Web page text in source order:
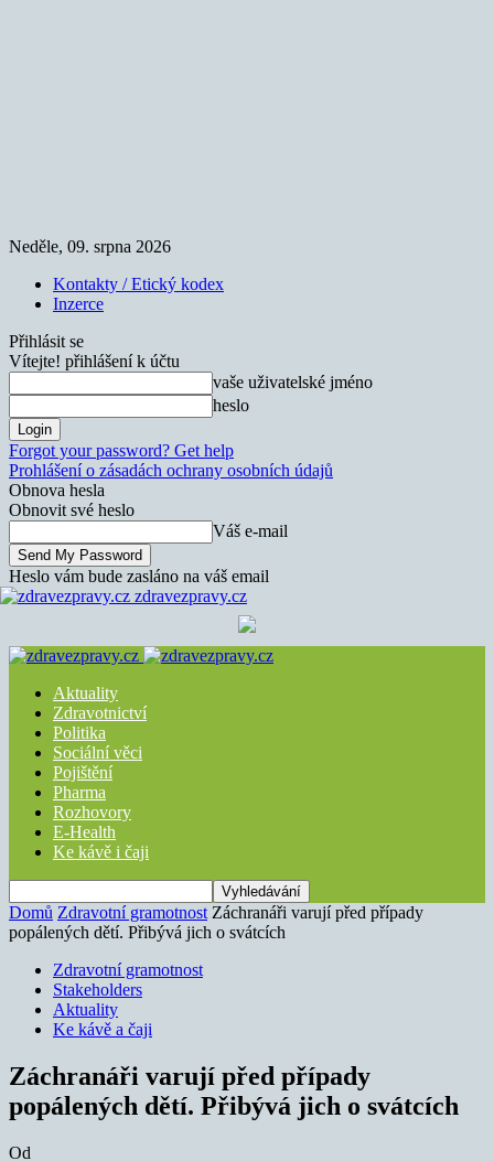
Neděle, 09. srpna 2026
Kontakty / Etický kodex
Inzerce
Přihlásit se
Vítejte! přihlášení k účtu
vaše uživatelské jméno
heslo
Forgot your password? Get help
Prohlášení o zásadách ochrany osobních údajů
Obnova hesla
Obnovit své heslo
Váš e-mail
Heslo vám bude zasláno na váš email
zdravezpravy.cz
Aktuality
Zdravotnictví
Politika
Sociální věci
Pojištění
Pharma
Rozhovory
E-Health
Ke kávě i čaji
Domů Zdravotní gramotnost Záchranáři varují před případy
popálených dětí. Přibývá jich o svátcích
Zdravotní gramotnost
Stakeholders
Aktuality
Ke kávě a čaji
Záchranáři varují před případy
popálených dětí. Přibývá jich o svátcích
Od